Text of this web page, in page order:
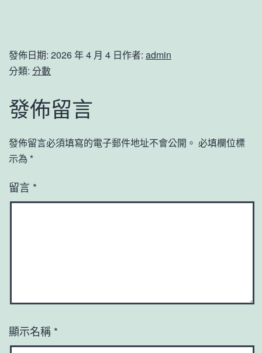
發佈日期: 2026 年 4 月 4 日作者: admin
分類: 分數
發佈留言
發佈留言必須填寫的電子郵件地址不會公開。 必填欄位標
示為 *
留言 *
顯示名稱 *